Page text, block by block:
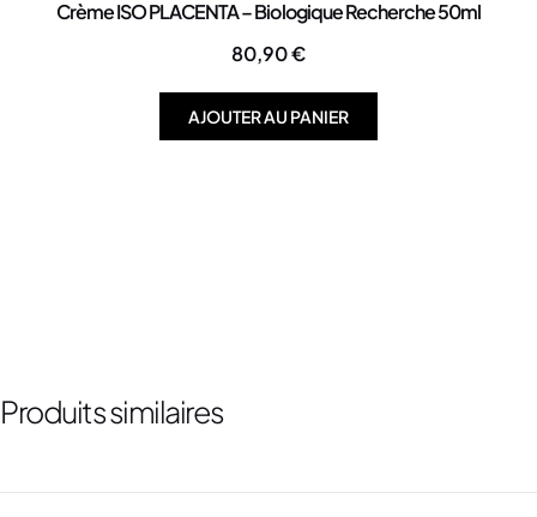
Crème ISO PLACENTA – Biologique Recherche 50ml
80,90€
AJOUTER AU PANIER
Produits similaires